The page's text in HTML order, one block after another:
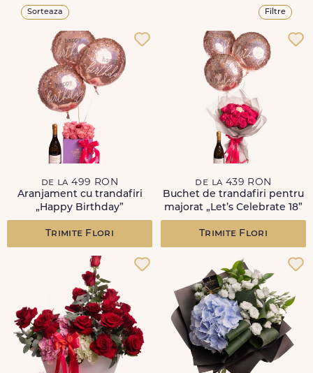
Sorteaza Filtre
de la 499 RON
Aranjament cu trandafiri
„Happy Birthday”
Trimite Flori
de la 439 RON
Buchet de trandafiri pentru
majorat „Let’s Celebrate 18”
Trimite Flori